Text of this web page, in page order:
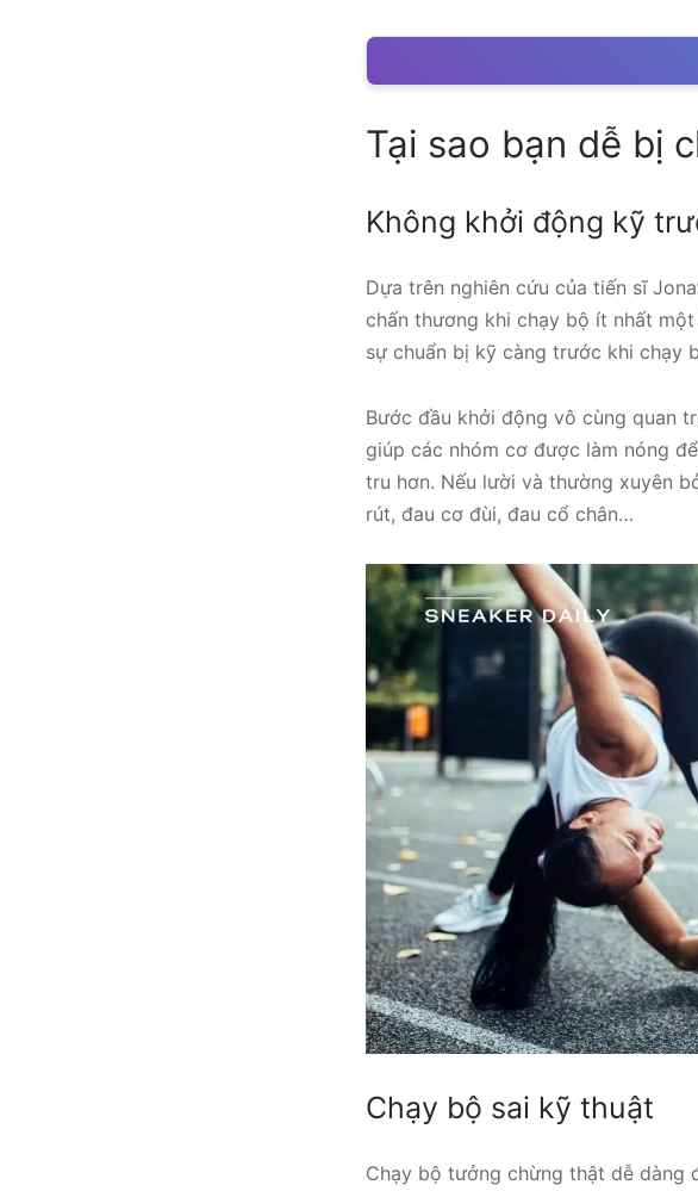
Tại sao bạn dễ bị
Không khởi động kỹ
Dựa trên nghiên cứu của tiến sĩ
chấn thương khi chạy bộ ít nhất
sự chuẩn bị kỹ càng trước khi chạy
Bước đầu khởi động vô cùng quan
giúp các nhóm cơ được làm nóng
tru hơn. Nếu lười và thường xuyên
rút, đau cơ đùi, đau cổ chân…
Chạy bộ sai kỹ thuật
Chạy bộ tưởng chừng thật dễ dàng